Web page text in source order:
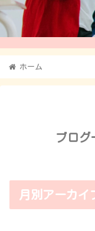
ホーム
ブログ
月別アーカイ